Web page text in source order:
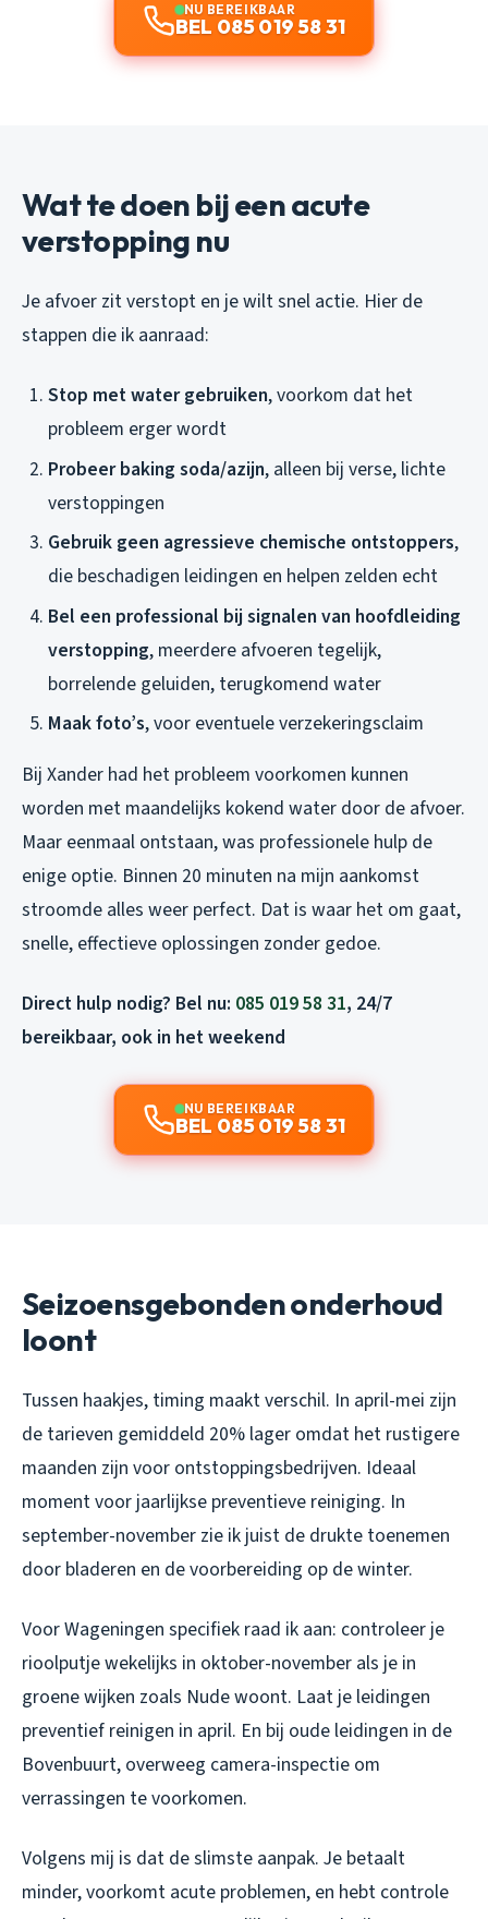
NU BEREIKBAAR
BEL 085 019 58 31
Wat te doen bij een acute
verstopping nu
Je afvoer zit verstopt en je wilt snel actie. Hier de
stappen die ik aanraad:
Stop met water gebruiken, voorkom dat het
probleem erger wordt
Probeer baking soda/azijn, alleen bij verse, lichte
verstoppingen
Gebruik geen agressieve chemische ontstoppers,
die beschadigen leidingen en helpen zelden echt
Bel een professional bij signalen van hoofdleiding
verstopping, meerdere afvoeren tegelijk,
borrelende geluiden, terugkomend water
Maak foto’s, voor eventuele verzekeringsclaim
Bij Xander had het probleem voorkomen kunnen
worden met maandelijks kokend water door de afvoer.
Maar eenmaal ontstaan, was professionele hulp de
enige optie. Binnen 20 minuten na mijn aankomst
stroomde alles weer perfect. Dat is waar het om gaat,
snelle, effectieve oplossingen zonder gedoe.
Direct hulp nodig? Bel nu: 085 019 58 31, 24/7
bereikbaar, ook in het weekend
NU BEREIKBAAR
BEL 085 019 58 31
Seizoensgebonden onderhoud
loont
Tussen haakjes, timing maakt verschil. In april-mei zijn
de tarieven gemiddeld 20% lager omdat het rustigere
maanden zijn voor ontstoppingsbedrijven. Ideaal
moment voor jaarlijkse preventieve reiniging. In
september-november zie ik juist de drukte toenemen
door bladeren en de voorbereiding op de winter.
Voor Wageningen specifiek raad ik aan: controleer je
rioolputje wekelijks in oktober-november als je in
groene wijken zoals Nude woont. Laat je leidingen
preventief reinigen in april. En bij oude leidingen in de
Bovenbuurt, overweeg camera-inspectie om
verrassingen te voorkomen.
Volgens mij is dat de slimste aanpak. Je betaalt
minder, voorkomt acute problemen, en hebt controle